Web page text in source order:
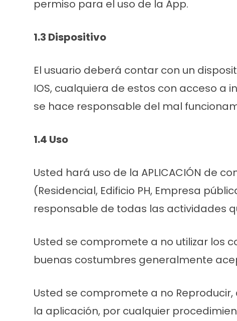
permiso para el uso de la App.
1.3 Dispositivo
El usuario deberá contar con un
IOS, cualquiera de estos con acceso a
se hace responsable del mal
1.4 Uso
Usted hará uso de la APLICACIÓN de
(Residencial, Edificio PH, Empresa
responsable de todas las actividades
Usted se compromete a no utilizar los
buenas costumbres generalmente
Usted se compromete a no
la aplicación, por cualquier